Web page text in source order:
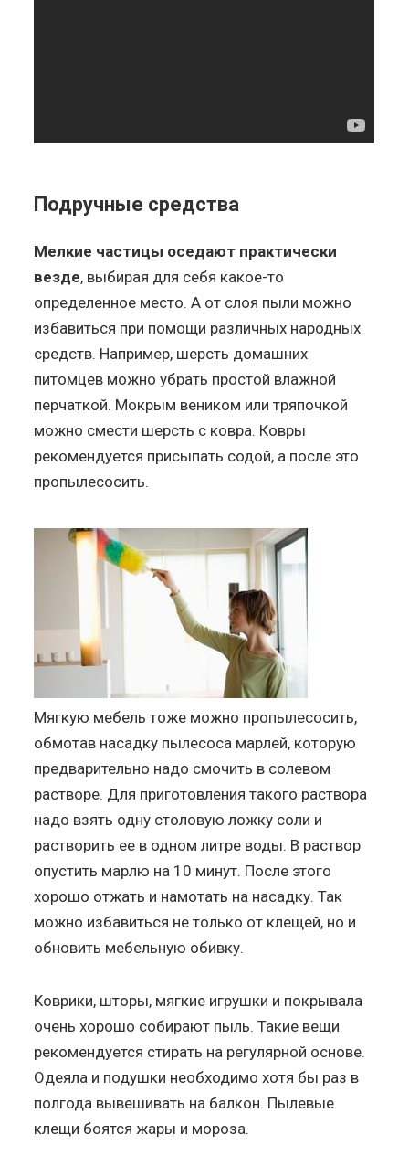
Подручные средства
Мелкие частицы оседают практически
везде, выбирая для себя какое-то
определенное место. А от слоя пыли можно
избавиться при помощи различных народных
средств. Например, шерсть домашних
питомцев можно убрать простой влажной
перчаткой. Мокрым веником или тряпочкой
можно смести шерсть с ковра. Ковры
рекомендуется присыпать содой, а после это
пропылесосить.
Мягкую мебель тоже можно пропылесосить,
обмотав насадку пылесоса марлей, которую
предварительно надо смочить в солевом
растворе. Для приготовления такого раствора
надо взять одну столовую ложку соли и
растворить ее в одном литре воды. В раствор
опустить марлю на 10 минут. После этого
хорошо отжать и намотать на насадку. Так
можно избавиться не только от клещей, но и
обновить мебельную обивку.
Коврики, шторы, мягкие игрушки и покрывала
очень хорошо собирают пыль. Такие вещи
рекомендуется стирать на регулярной основе.
Одеяла и подушки необходимо хотя бы раз в
полгода вывешивать на балкон. Пылевые
клещи боятся жары и мороза.